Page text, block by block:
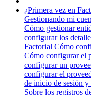
¿Primera vez en
Gestionando mi
Cómo gestionar
configurar los
Factorial Cómo
Cómo configurar el
configurar un
configurar el
de inicio de sesión y
Sobre los registros